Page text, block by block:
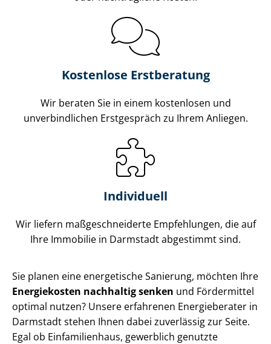
Kostenlose Erstberatung
Wir beraten Sie in einem kostenlosen und
unverbindlichen Erstgespräch zu Ihrem Anliegen.
Individuell
Wir liefern maß­ge­schnei­der­te Empfehlungen, die auf
Ihre Immobilie in Darmstadt abgestimmt sind.
Sie planen eine energetische Sanierung, möchten Ihre
Energiekosten nachhaltig senken und Fördermittel
optimal nutzen? Unsere erfahrenen Energieberater in
Darmstadt stehen Ihnen dabei zuverlässig zur Seite.
Egal ob Einfamilienhaus, gewerblich genutzte